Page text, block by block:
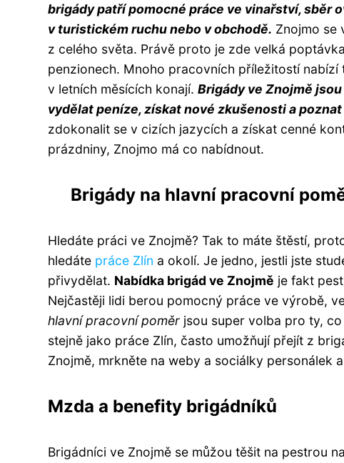
brigády patří pomocné práce ve vinařství, sběr
v turistickém ruchu nebo v obchodě. Znojmo se
z celého světa. Právě proto je zde velká
penzionech. Mnoho pracovních příležitostí
v letních měsících konají. Brigády ve Znojmě
vydělat peníze, získat nové zkušenosti a
zdokonalit se v cizích jazycích a získat cenné
prázdniny, Znojmo má co nabídnout.
Brigády na hlavní pracovní
Hledáte práci ve Znojmě? Tak to máte štěstí,
hledáte práce Zlín a okolí. Je jedno, jestli jste
přivydělat. Nabídka brigád ve Znojmě je fakt
Nejčastěji lidi berou pomocný práce ve výrobě,
hlavní pracovní poměr jsou super volba pro ty,
stejně jako práce Zlín, často umožňují přejít z
Znojmě, mrkněte na weby a sociálky personálek
Mzda a benefity brigádníků
Brigádníci ve Znojmě se můžou těšit na pestrou